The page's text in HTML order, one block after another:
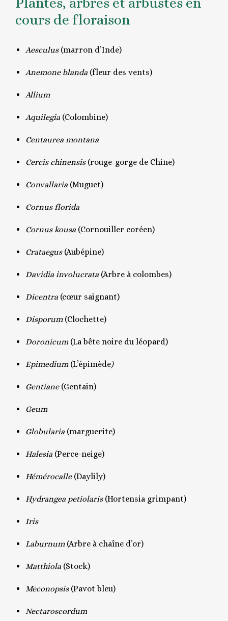
cours de floraison
Aesculus (marron d’Inde)
Anemone blanda (fleur des vents)
Allium
Aquilegia (Colombine)
Centaurea montana
Cercis chinensis (rouge-gorge de Chine)
Convallaria (Muguet)
Cornus florida
Cornus kousa (Cornouiller coréen)
Crataegus(Aubépine)
Davidia involucrata (Arbre à colombes)
Dicentra (cœur saignant)
Disporum (Clochette)
Doronicum (La bête noire du léopard)
Epimedium (L’épimède)
Gentiane (Gentain)
Geum
Globularia (marguerite)
Halesia (Perce-neige)
Hémérocalle (Daylily)
Hydrangea petiolaris (Hortensia grimpant)
Iris
Laburnum (Arbre à chaîne d’or)
Matthiola (Stock)
Meconopsis (Pavot bleu)
Nectaroscordum